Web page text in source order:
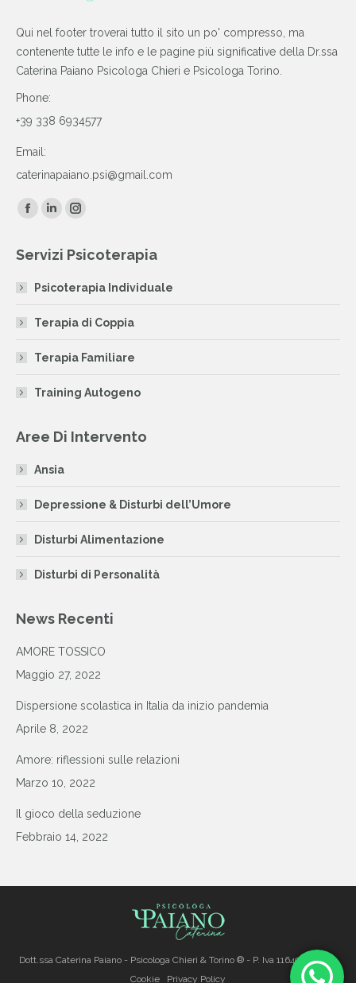
Qui nel footer troverai tutto il sito un po' compresso, ma
contenente tutte le info e le pagine più significative della Dr.ssa
Caterina Paiano Psicologa Chieri e Psicologa Torino.
Phone:
+39 338 6934577
Email:
caterinapaiano.psi@gmail.com
Find us on:
Facebook
opens
in
window
Linkedin
opens
window
Instagram
opens
window
Servizi Psicoterapia
Psicoterapia Individuale
Terapia di Coppia
Terapia Familiare
Training Autogeno
Aree Di Intervento
Ansia
Depressione & Disturbi dell’Umore
Disturbi Alimentazione
Disturbi di Personalità
News Recenti
AMORE TOSSICO
Maggio 27, 2022
Dispersione scolastica in Italia da inizio pandemia
Aprile 8, 2022
Amore: riflessioni sulle relazioni
Marzo 10, 2022
Il gioco della seduzione
Febbraio 14, 2022
Dott.ssa Caterina Paiano - Psicologa Chieri & Torino ® - P. Iva 11649900013
Cookie
Privacy Policy